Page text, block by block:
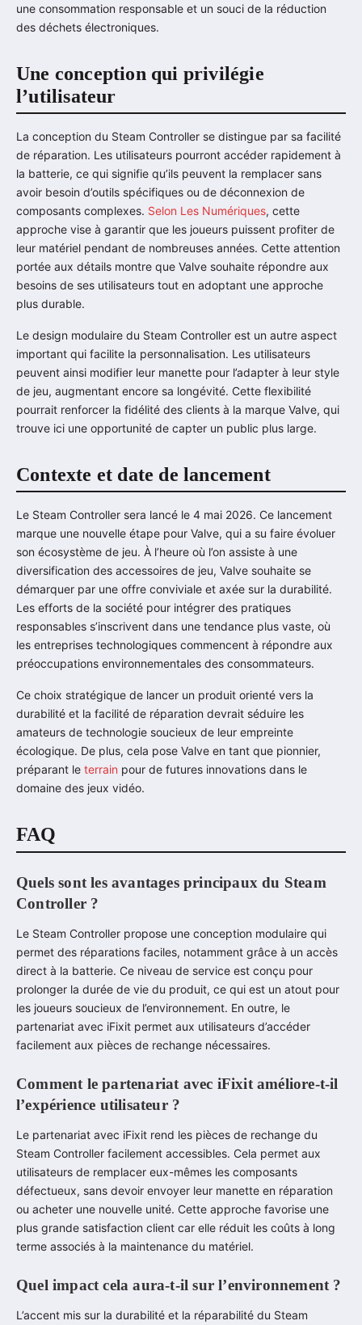
une consommation responsable et un souci de la réduction
des déchets électroniques.
Une conception qui privilégie
l’utilisateur
La conception du Steam Controller se distingue par sa facilité
de réparation. Les utilisateurs pourront accéder rapidement à
la batterie, ce qui signifie qu’ils peuvent la remplacer sans
avoir besoin d’outils spécifiques ou de déconnexion de
composants complexes. Selon Les Numériques, cette
approche vise à garantir que les joueurs puissent profiter de
leur matériel pendant de nombreuses années. Cette attention
portée aux détails montre que Valve souhaite répondre aux
besoins de ses utilisateurs tout en adoptant une approche
plus durable.
Le design modulaire du Steam Controller est un autre aspect
important qui facilite la personnalisation. Les utilisateurs
peuvent ainsi modifier leur manette pour l’adapter à leur style
de jeu, augmentant encore sa longévité. Cette flexibilité
pourrait renforcer la fidélité des clients à la marque Valve, qui
trouve ici une opportunité de capter un public plus large.
Contexte et date de lancement
Le Steam Controller sera lancé le 4 mai 2026. Ce lancement
marque une nouvelle étape pour Valve, qui a su faire évoluer
son écosystème de jeu. À l’heure où l’on assiste à une
diversification des accessoires de jeu, Valve souhaite se
démarquer par une offre conviviale et axée sur la durabilité.
Les efforts de la société pour intégrer des pratiques
responsables s’inscrivent dans une tendance plus vaste, où
les entreprises technologiques commencent à répondre aux
préoccupations environnementales des consommateurs.
Ce choix stratégique de lancer un produit orienté vers la
durabilité et la facilité de réparation devrait séduire les
amateurs de technologie soucieux de leur empreinte
écologique. De plus, cela pose Valve en tant que pionnier,
préparant le terrain pour de futures innovations dans le
domaine des jeux vidéo.
FAQ
Quels sont les avantages principaux du Steam
Controller ?
Le Steam Controller propose une conception modulaire qui
permet des réparations faciles, notamment grâce à un accès
direct à la batterie. Ce niveau de service est conçu pour
prolonger la durée de vie du produit, ce qui est un atout pour
les joueurs soucieux de l’environnement. En outre, le
partenariat avec iFixit permet aux utilisateurs d’accéder
facilement aux pièces de rechange nécessaires.
Comment le partenariat avec iFixit améliore-t-il
l’expérience utilisateur ?
Le partenariat avec iFixit rend les pièces de rechange du
Steam Controller facilement accessibles. Cela permet aux
utilisateurs de remplacer eux-mêmes les composants
défectueux, sans devoir envoyer leur manette en réparation
ou acheter une nouvelle unité. Cette approche favorise une
plus grande satisfaction client car elle réduit les coûts à long
terme associés à la maintenance du matériel.
Quel impact cela aura-t-il sur l’environnement ?
L’accent mis sur la durabilité et la réparabilité du Steam